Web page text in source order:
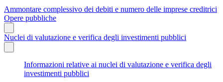
Ammontare complessivo dei debiti e numero delle imprese creditrici
Opere pubbliche
Nuclei di valutazione e verifica degli investimenti pubblici
Informazioni relative ai nuclei di valutazione e verifica degli
investimenti pubblici